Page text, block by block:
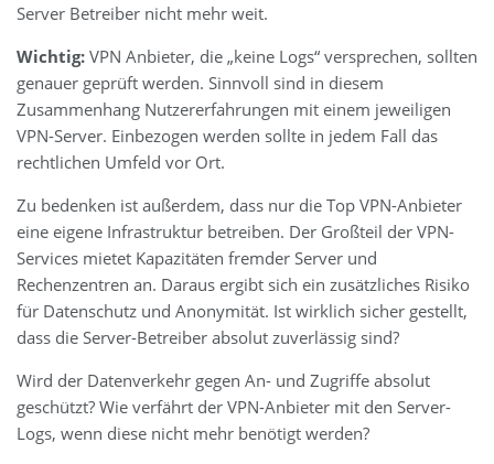
Server Betreiber nicht mehr weit.
Wichtig: VPN Anbieter, die „keine Logs“ versprechen, sollten
genauer geprüft werden. Sinnvoll sind in diesem
Zusammenhang Nutzererfahrungen mit einem jeweiligen
VPN-Server. Einbezogen werden sollte in jedem Fall das
rechtlichen Umfeld vor Ort.
Zu bedenken ist außerdem, dass nur die Top VPN-Anbieter
eine eigene Infrastruktur betreiben. Der Großteil der VPN-
Services mietet Kapazitäten fremder Server und
Rechenzentren an. Daraus ergibt sich ein zusätzliches Risiko
für Datenschutz und Anonymität. Ist wirklich sicher gestellt,
dass die Server-Betreiber absolut zuverlässig sind?
Wird der Datenverkehr gegen An- und Zugriffe absolut
geschützt? Wie verfährt der VPN-Anbieter mit den Server-
Logs, wenn diese nicht mehr benötigt werden?